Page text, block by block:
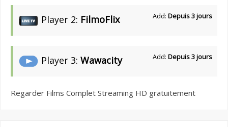
Player 2: FilmoFlix Add: Depuis 3 jours
Player 3: Wawacity Add: Depuis 3 jours
Regarder Films Complet Streaming HD gratuitement